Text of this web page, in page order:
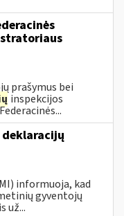
prašymus bei
inspekcijos
informuoja, kad
gyventojų
už...